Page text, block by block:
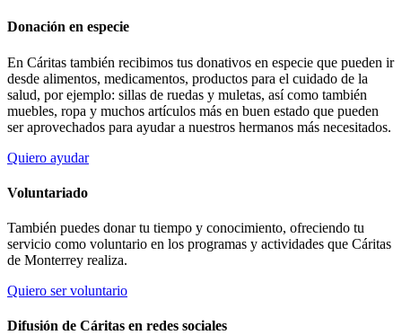
Donación en especie
En Cáritas también recibimos tus donativos en especie que pueden ir
desde alimentos, medicamentos, productos para el cuidado de la
salud, por ejemplo: sillas de ruedas y muletas, así como también
muebles, ropa y muchos artículos más en buen estado que pueden
ser aprovechados para ayudar a nuestros hermanos más necesitados.
Quiero ayudar
Voluntariado
También puedes donar tu tiempo y conocimiento, ofreciendo tu
servicio como voluntario en los programas y actividades que Cáritas
de Monterrey realiza.
Quiero ser voluntario
Difusión de Cáritas en redes sociales